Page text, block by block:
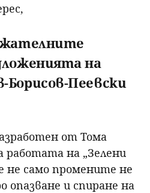
на
Пеевски
от Тома
работата на „Зелени
не само промените не
опазване и спиране на